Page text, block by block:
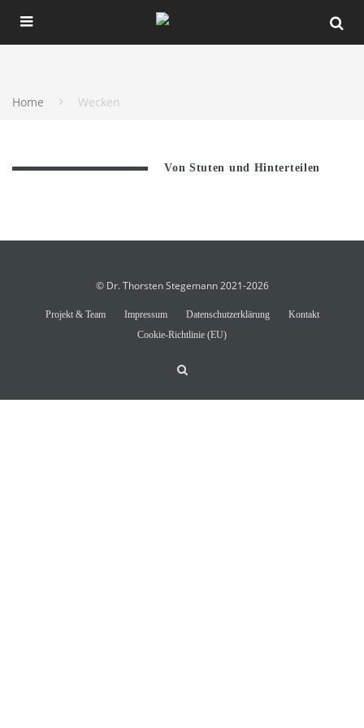
Home Wecken
Von Stuten und Hinterteilen
© Dr. Thorsten Stegemann 2021-2026
Projekt & Team Impressum Datenschutzerklärung
Kontakt
Cookie-Richtlinie (EU)